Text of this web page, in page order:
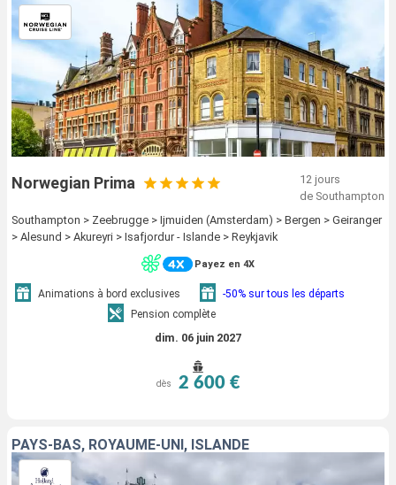
Norwegian Prima
12 jours
de Southampton
Southampton > Zeebrugge > Ijmuiden (Amsterdam) > Bergen > Geiranger
> Alesund > Akureyri > Isafjordur - Islande > Reykjavik
Payez en 4X
Animations à bord exclusives
-50% sur tous les départs
Pension complète
dim. 06 juin 2027
dès 2 600 €
PAYS-BAS, ROYAUME-UNI, ISLANDE